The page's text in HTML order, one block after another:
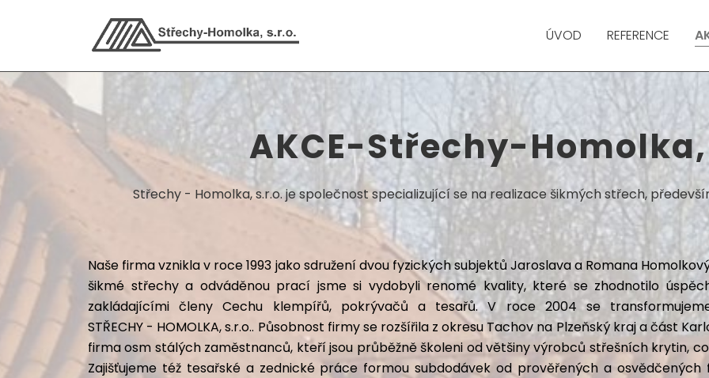
ÚVOD REFERENCE
AKCE-Střechy-
Střechy - Homolka, s.r.o. je společnost specializující se na realizace šikmých střech,
Naše firma vznikla v roce 1993 jako sdružení dvou fyzických subjektů Jaroslava a Romana
šikmé střechy a odváděnou prací jsme si vydobyli renomé kvality, které se zhodnotilo
zakládajícími členy Cechu klempířů, pokrývačů a tesařů. V roce 2004 se
STŘECHY - HOMOLKA, s.r.o.. Působnost firmy se rozšířila z okresu Tachov na Plzeňský kraj a část
firma osm stálých zaměstnanců, kteří jsou průběžně školeni od většiny výrobců střešních krytin,
Zajišťujeme též tesařské a zednické práce formou subdodávek od prověřených a